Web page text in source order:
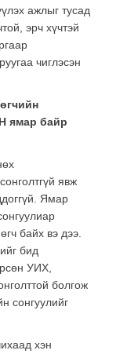
ажлыг тусад
эрч хүчтэй
чиглэсэн
ямар байр
явж
Ямар
байх вэ дээ.
бид
УИХ,
болгож
сонгуулийг
хэн